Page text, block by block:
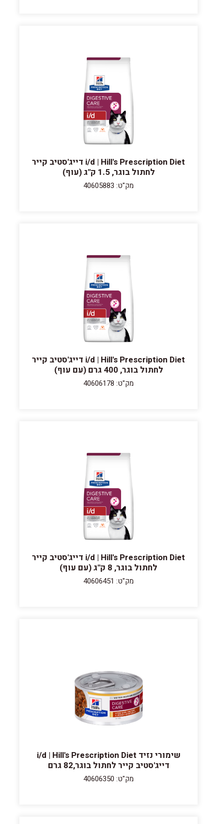
i/d | Hill's Prescription Diet דייג'סטיב קייר
לחתול בוגר, 1.5 ק"ג (עוף)
מק"ט: 40605883
i/d | Hill's Prescription Diet דייג'סטיב קייר
לחתול בוגר, 400 גרם (עם עוף)
מק"ט: 40606178
i/d | Hill's Prescription Diet דייג'סטיב קייר
לחתול בוגר, 8 ק"ג (עם עוף)
מק"ט: 40606451
שימורי נזיד i/d | Hill's Prescription Diet
דייג'סטיב קייר לחתול בוגר,82 גרם
מק"ט: 40606350